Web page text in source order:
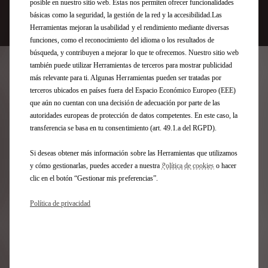
Por qué elegir DS ONLINE
STORE
posible en nuestro sitio web. Estas nos permiten ofrecer funcionalidades
básicas como la seguridad, la gestión de la red y la accesibilidad.Las
Herramientas mejoran la usabilidad y el rendimiento mediante diversas
funciones, como el reconocimiento del idioma o los resultados de
búsqueda, y contribuyen a mejorar lo que te ofrecemos. Nuestro sitio web
también puede utilizar Herramientas de terceros para mostrar publicidad
más relevante para ti. Algunas Herramientas pueden ser tratadas por
terceros ubicados en países fuera del Espacio Económico Europeo (EEE)
que aún no cuentan con una decisión de adecuación por parte de las
autoridades europeas de protección de datos competentes. En este caso, la
transferencia se basa en tu consentimiento (art. 49.1.a del RGPD).
Si deseas obtener más información sobre las Herramientas que utilizamos
y cómo gestionarlas, puedes acceder a nuestra Política de cookies o hacer
clic en el botón “Gestionar mis preferencias”.
Política de privacidad